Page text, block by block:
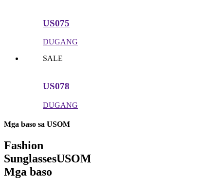
US075
DUGANG
SALE
US078
DUGANG
Mga baso sa USOM
Fashion
SunglassesUSOM
Mga baso